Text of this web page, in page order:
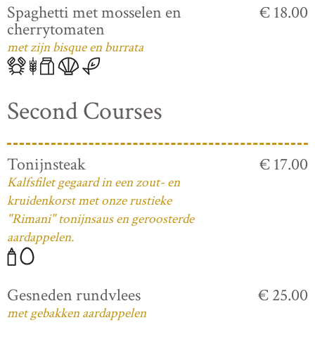
Spaghetti met mosselen en
cherrytomaten
met zijn bisque en burrata
€ 18.00
Second Courses
Tonijnsteak
Kalfsfilet gegaard in een zout- en
kruidenkorst met onze rustieke
"Rimani" tonijnsaus en geroosterde
aardappelen.
€ 17.00
Gesneden rundvlees
met gebakken aardappelen
€ 25.00